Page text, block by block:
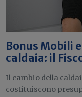
Bonus Mobili
caldaia: il
Il cambio della
costituiscono